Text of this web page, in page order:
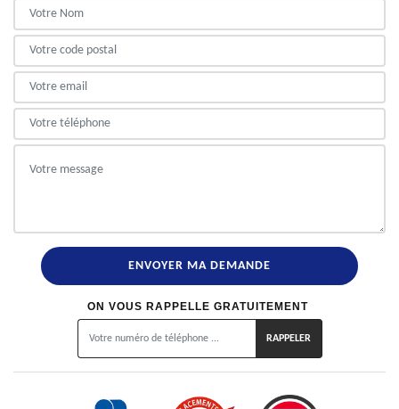
ON VOUS RAPPELLE GRATUITEMENT